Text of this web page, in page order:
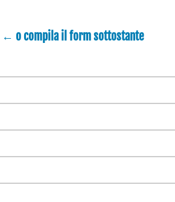
← o compila il form sottostante